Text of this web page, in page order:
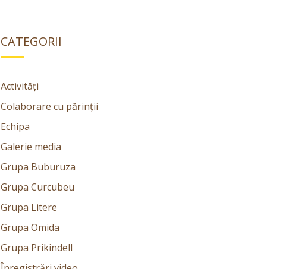
CATEGORII
Activități
Colaborare cu părinții
Echipa
Galerie media
Grupa Buburuza
Grupa Curcubeu
Grupa Litere
Grupa Omida
Grupa Prikindell